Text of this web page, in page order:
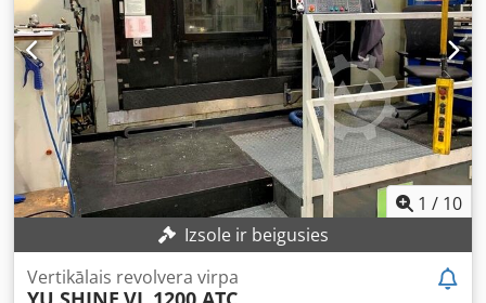
diametru, garumu, materiāla veidu un uzstādīšanas leņķi.
1 / 10
Izsole ir beigusies
Vertikālais revolvera virpa